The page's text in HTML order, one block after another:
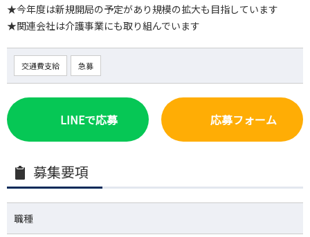
★今年度は新規開局の予定があり規模の拡大も目指しています
★関連会社は介護事業にも取り組んでいます
交通費支給 急募
LINEで応募 応募フォーム
募集要項
職種